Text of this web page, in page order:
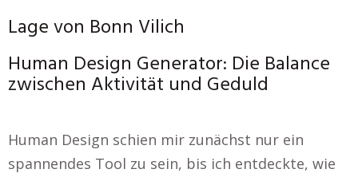
Lage von Bonn Vilich
Human Design Generator: Die Balance
zwischen Aktivität und Geduld
Human Design schien mir zunächst nur ein
spannendes Tool zu sein, bis ich entdeckte, wie